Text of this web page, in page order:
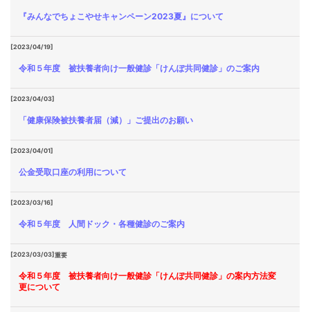
『みんなでちょこやせキャンペーン2023夏』について
[2023/04/19]
令和５年度 被扶養者向け一般健診「けんぽ共同健診」のご案内
[2023/04/03]
「健康保険被扶養者届（減）」ご提出のお願い
[2023/04/01]
公金受取口座の利用について
[2023/03/16]
令和５年度 人間ドック・各種健診のご案内
[2023/03/03]重要
令和５年度 被扶養者向け一般健診「けんぽ共同健診」の案内方法変
更について